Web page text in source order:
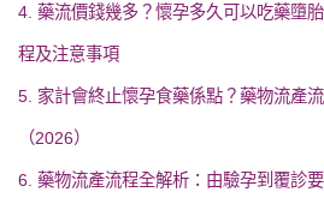
4. 藥流價錢幾多？懷孕多久可以吃藥墮
程及注意事項
5. 家計會終止懷孕食藥係點？藥物流產
（2026）
6. 藥物流產流程全解析：由驗孕到覆診